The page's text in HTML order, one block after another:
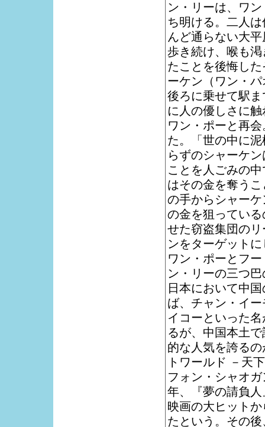
ン・リーは、ワ
ち明ける。二人
んど通らない大
歩き続け、喉も
たことを後悔し
ーケン（ワン・
後ろに乗せて駅
に人の優しさに
ワン・ポーと再
た。「世の中に
らずのシャーケ
ことを人ごみの
はその金を奪う
の手からシャー
の金を狙ってい
せた窃盗集団の
ンをターゲット
ワン・ポーとフ
ン・リーの三つ
日本において中
ば、チャン・イ
イコーといった
るが、中国本土
的な人気を誇る
トワールド －天
フォン・シャオ
年、『夢の請負
映画の大ヒット
たという。その